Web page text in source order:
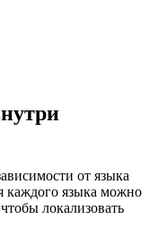
от языка
каждого языка можно
локализовать